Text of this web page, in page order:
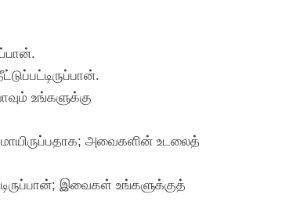
உங்களுக்கு
அவைகளின் உடலைத்
இவைகள் உங்களுக்குத்